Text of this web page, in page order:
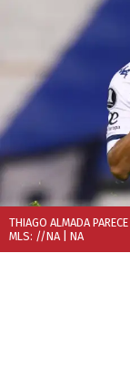
THIAGO ALMADA
MLS: //NA | NA